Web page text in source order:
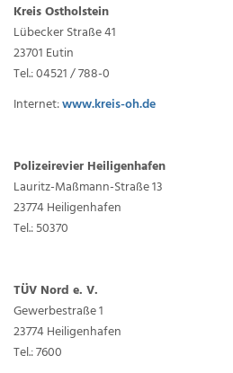
Kreis Ostholstein
Lübecker Straße 41
23701 Eutin
Tel.: 04521 / 788-0
Internet:www.kreis-oh.de
Polizeirevier Heiligenhafen
Lauritz-Maßmann-Straße 13
23774 Heiligenhafen
Tel.: 50370
TÜV Nord e. V.
Gewerbestraße 1
23774 Heiligenhafen
Tel.: 7600